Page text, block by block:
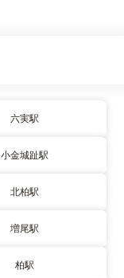
六実駅
小金城趾駅
北柏駅
増尾駅
柏駅